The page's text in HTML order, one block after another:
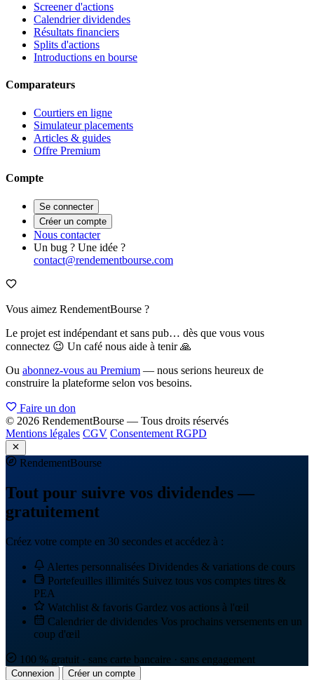
Screener d'actions
Calendrier dividendes
Résultats financiers
Splits d'actions
Introductions en bourse
Comparateurs
Courtiers en ligne
Simulateur placements
Articles & guides
Offre Premium
Compte
Se connecter
Créer un compte
Nous contacter
Un bug ? Une idée ?
contact@rendementbourse.com
Vous aimez RendementBourse ?
Le projet est indépendant et sans pub… dès que vous vous
connectez 😉 Un café nous aide à tenir 🙏
Ou abonnez-vous au Premium — nous serions heureux de
construire la plateforme selon vos besoins.
Faire un don
© 2026 RendementBourse — Tous droits réservés
Mentions légales CGV Consentement RGPD
RendementBourse
Tout pour suivre vos dividendes —
gratuitement
Créez votre compte en 30 secondes et accédez à :
Alertes personnalisées Dividendes & variations de cours
Portefeuilles illimités Suivez tous vos comptes titres &
PEA
Watchlist & favoris Gardez vos actions à l'œil
Calendrier de dividendes Vos prochains versements en un
coup d'œil
100 % gratuit · sans carte bancaire · sans engagement
Connexion Créer un compte